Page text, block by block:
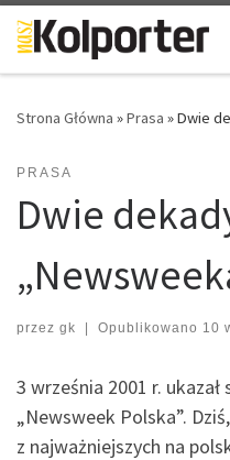
Skip to content
Strona Główna »Prasa »Dwie
PRASA
Dwie
przez gk | Opublikowano 10
3 września 2001 r.
„Newsweek Polska”.
z najważniejszych na